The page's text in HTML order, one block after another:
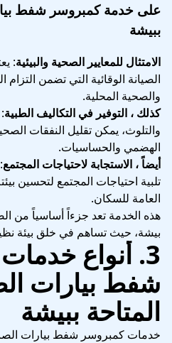
على خدمة كمبروسر شفط
ببيشة
الامتثال للمعايير الصحية والبيئية:
الصيانة الوقائية التي تضمن التزام
والصحية المحلية.
كذلك ، التوفير في التكاليف الطبية
والتلوث، يمكن تقليل النفقات
الهضمي والحساسيات.
أيضاً ، الاستجابة لاحتياجات المجتمع
تلبية احتياجات المجتمع لتحسين
العامة للسكان.
هذه الخدمة تعد جزءاً أساسياً من
بيشة، حيث تساهم في خلق بيئة
3. أنواع
شفط بيارات
المتاحة ببيشة
خدمات كمبروسر شفط بيارات